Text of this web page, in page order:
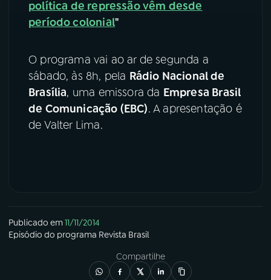
política de repressão vêm desde
período colonial"
O programa vai ao ar de segunda a
sábado, às 8h, pela Rádio Nacional de
Brasília, uma emissora da Empresa Brasil
de Comunicação (EBC). A apresentação é
de Valter Lima.
Publicado em11/11/2014
Episódio do programa Revista Brasil
Compartilhe